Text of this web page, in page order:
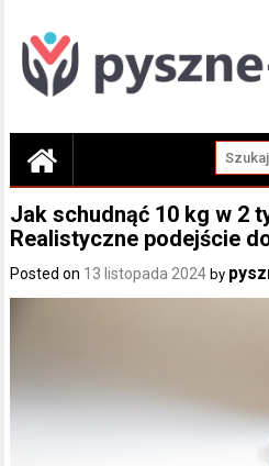
content
Jak schudnąć 10 kg w 2
Realistyczne podejście
Posted on 13 listopada 2024 by